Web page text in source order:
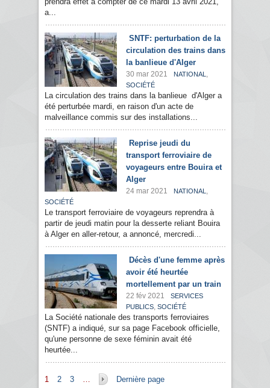
a...
SNTF: perturbation de la
circulation des trains dans
la banlieue d'Alger
30 mar 2021 NATIONAL ,
SOCIÉTÉ
La circulation des trains dans la banlieue d'Alger a
été perturbée mardi, en raison d'un acte de
malveillance commis sur des installations...
Reprise jeudi du
transport ferroviaire de
voyageurs entre Bouira et
Alger
24 mar 2021 NATIONAL ,
SOCIÉTÉ
Le transport ferroviaire de voyageurs reprendra à
partir de jeudi matin pour la desserte reliant Bouira
à Alger en aller-retour, a annoncé, mercredi...
Décès d'une femme après
avoir été heurtée
mortellement par un train
22 fév 2021
SERVICES
PUBLICS, SOCIÉTÉ
La Société nationale des transports ferroviaires
(SNTF) a indiqué, sur sa page Facebook officielle,
qu'une personne de sexe féminin avait été
heurtée...
Pages
1 2 3 … Dernière page